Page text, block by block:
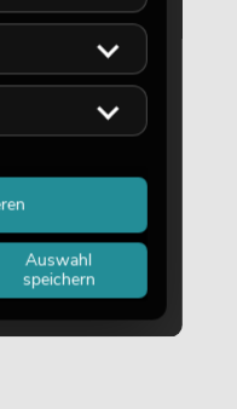
Auswahl
speichern